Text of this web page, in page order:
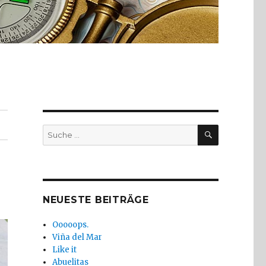
Suche
nach:
SUCHE
NEUESTE BEITRÄGE
Ooooops.
Viña del Mar
Like it
Abuelitas